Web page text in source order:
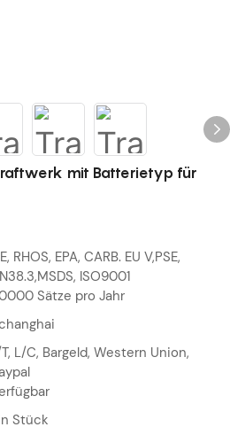
mit Batterietyp für
RHOS, EPA, CARB. EU V,PSE,
ISO9001
Sätze pro Jahr
L/C, Bargeld, Western Union,
Stück